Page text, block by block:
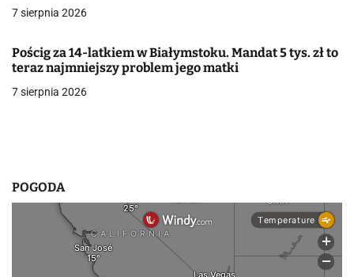
p
i
s
7 sierpnia 2026
Pościg za 14-latkiem w Białymstoku. Mandat 5 tys. zł to
teraz najmniejszy problem jego matki
7 sierpnia 2026
POGODA